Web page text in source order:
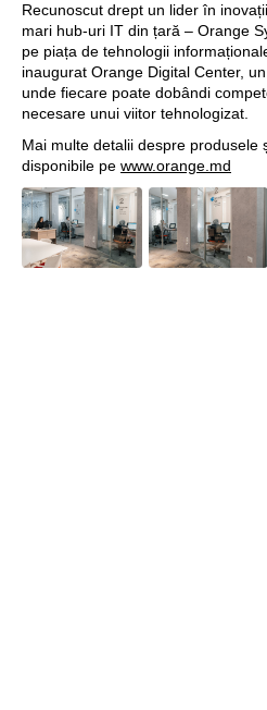
Recunoscut drept un lider în
mari hub-uri IT din țară – Orange
pe piața de tehnologii
inaugurat Orange Digital Center,
unde fiecare poate dobândi
necesare unui viitor tehnologizat.
Mai multe detalii despre produsele
disponibile pe www.orange.md